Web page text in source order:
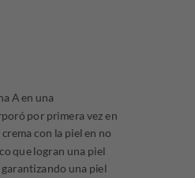
A en una
por primera vez en
con la piel en no
que logran una piel
una piel